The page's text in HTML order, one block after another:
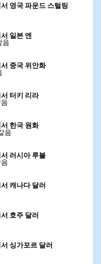
영국 파운드 스털링
일본 엔
음
중국 위안화
터키 리라
한국 원화
음
러시아 루블
캐나다 달러
호주 달러
싱가포르 달러